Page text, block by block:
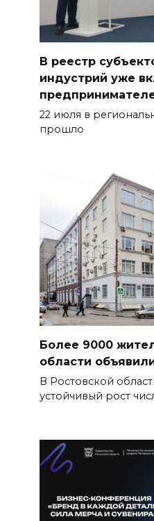
В реестр
индустрий уже
22 июля в
прошло
Более 9000
области
В Ростовской
устойчивый рост